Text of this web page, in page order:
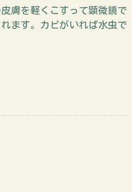
膚を軽くこすって顕微鏡で
ます。カビがいれば水虫で